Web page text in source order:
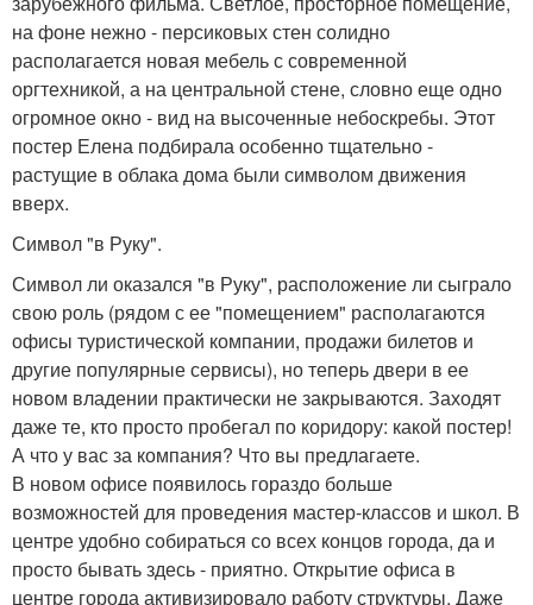
на фоне нежно - персиковых стен солидно
располагается новая мебель с современной
оргтехникой, а на центральной стене, словно еще одно
огромное окно - вид на высоченные небоскребы. Этот
постер Елена подбирала особенно тщательно -
растущие в облака дома были символом движения
вверх.
Символ "в Руку".
Символ ли оказался "в Руку", расположение ли сыграло
свою роль (рядом с ее "помещением" располагаются
офисы туристической компании, продажи билетов и
другие популярные сервисы), но теперь двери в ее
новом владении практически не закрываются. Заходят
даже те, кто просто пробегал по коридору: какой постер!
А что у вас за компания? Что вы предлагаете.
В новом офисе появилось гораздо больше
возможностей для проведения мастер-классов и школ. В
центре удобно собираться со всех концов города, да и
просто бывать здесь - приятно. Открытие офиса в
центре города активизировало работу структуры. Даже